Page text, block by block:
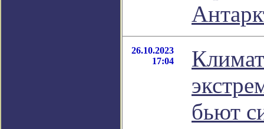
26.10.2023
17:04
бьют